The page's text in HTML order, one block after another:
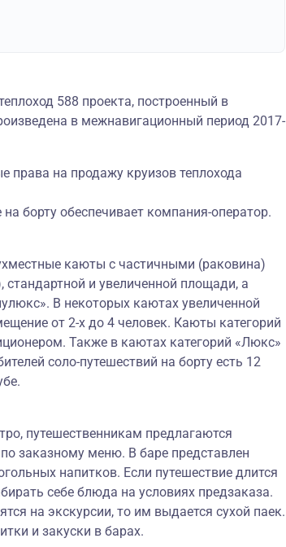
588 проекта, построенный в
в межнавигационный период 2017-
права на продажу круизов теплохода
борту обеспечивает компания-оператор.
каюты с частичными (раковина)
и увеличенной площади, а
В некоторых каютах увеличенной
от 2-х до 4 человек. Каюты категорий
Также в каютах категорий «Люкс»
соло-путешествий на борту есть 12
путешественникам предлагаются
заказному меню. В баре представлен
напитков. Если путешествие длится
себе блюда на условиях предзаказа.
на экскурсии, то им выдается сухой паек.
и закуски в барах.